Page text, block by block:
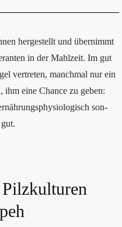
her­ge­stellt und über­nimmt
in der Mahl­zeit. Im gut
ver­tre­ten, manch­mal nur ein
ihm eine Chan­ce zu geben:
son­